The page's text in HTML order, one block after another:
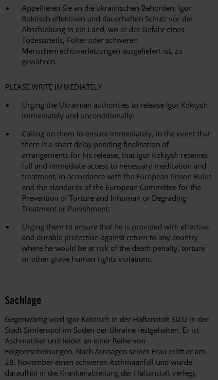
Appellieren Sie an die ukrainischen Behörden, Igor
Koktisch effektiven und dauerhaften Schutz vor der
Abschiebung in ein Land, wo er der Gefahr eines
Todesurteils, Folter oder schweren
Menschenrechtsverletzungen ausgeliefert ist, zu
gewähren.
PLEASE WRITE IMMEDIATELY
Urging the Ukrainian authorities to release Igor Koktysh
immediately and unconditionally;
Calling on them to ensure immediately, in the event that
there is a short delay pending finalisation of
arrangements for his release, that Igor Koktysh receives
full and immediate access to necessary medication and
treatment, in accordance with the European Prison Rules
and the standards of the European Committee for the
Prevention of Torture and Inhuman or Degrading
Treatment or Punishment;
Urging them to ensure that he is provided with effective
and durable protection against return to any country
where he would be at risk of the death penalty, torture
or other grave human rights violations.
Sachlage
Gegenwärtig wird Igor Koktisch in der Haftanstalt SIZO in der
Stadt Simferopol im Süden der Ukraine festgehalten. Er ist
Asthmatiker und leidet an einer Reihe von
Folgeerscheinungen. Nach Aussagen seiner Frau erlitt er am
28. November einen schweren Asthmaanfall und wurde
daraufhin in die Krankenabteilung der Haftanstalt verlegt,